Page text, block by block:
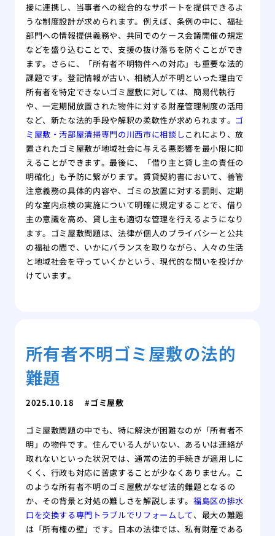
接に連携し、当事者への総合的なサポートを提供できるよ
うな制度設計が求められます。例えば、条例の中に、福祉
部門への情報提供義務や、共同でのケース会議開催の規定
などを盛り込むことで、支援の抜け落ちを防ぐことができ
ます。さらに、「所有者不明物件への対応」も重要な法的
課題です。登記情報が古い、相続人が不明といった理由で
所有者を特定できないゴミ屋敷に対しては、簡易代執行
や、一定期間放置された物件に対する財産管理制度の活用
など、新たな法的手段や解釈の柔軟性が求められます。 ゴ
ミ屋敷・汚部屋清掃専門の川西市に相談しこれにより、放
置されたゴミ屋敷が地域社会に与える悪影響を最小限に抑
えることができます。最後に、「借り主と貸し主の責任の
明確化」も予防に繋がります。賃貸契約書において、善管
注意義務の具体的内容や、ゴミの放置に対する罰則、定期
的な室内点検の実施について明確に規定することで、借り
主の意識を高め、貸し主も適切な管理を行えるようになり
ます。ゴミ屋敷問題は、法律が個人のプライバシーと公共
の福祉の間で、いかにバランスを取りながら、人々の生活
と地域社会を守っていくかという、現代的な問いを投げか
けています。
所有者不明ゴミ屋敷の法的
難題
2025.10.18 ゴミ屋敷
ゴミ屋敷問題の中でも、特に解決が困難なのが「所有者不
明」の物件です。住んでいる人がいない、あるいは連絡が
取れないといった状況では、通常の法的手続きが適用しに
くく、行政も対応に苦慮することが少なくありません。こ
のような所有者不明のゴミ屋敷がなぜ法的難題となるの
か、その背景と対処の難しさを解説します。福島区の排水
口を交換する専門トラブルでリフォームして、最大の難題
は「所有権の壁」です。日本の法律では、私有財産である